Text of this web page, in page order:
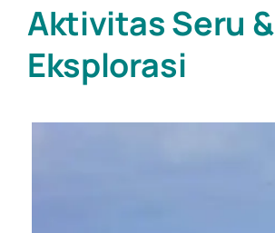
Aktivitas Seru &
Eksplorasi